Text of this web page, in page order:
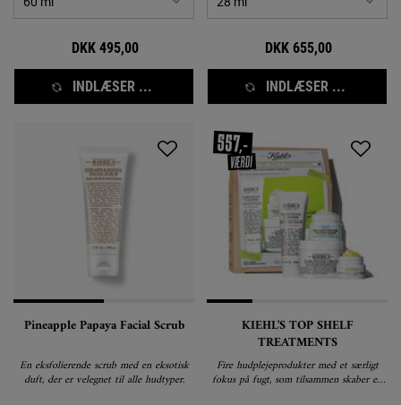
DKK 495,00
INDLÆSER ...
DKK 655,00
INDLÆSER ...
Pineapple Papaya Facial Scrub
En eksfolierende scrub med en eksotisk
duft, der er velegnet til alle hudtyper.
KIEHL'S TOP SHELF
TREATMENTS
Fire hudplejeprodukter med et særligt
fokus på fugt, som tilsammen skaber en